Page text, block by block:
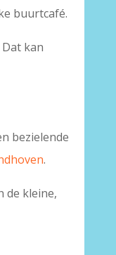
buurtcafé.
kan
bezielende
.
de kleine,